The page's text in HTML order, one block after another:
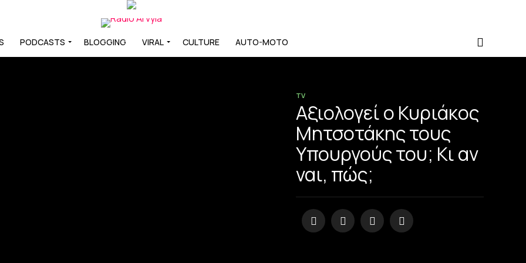
PODCASTS BLOGGING VIRAL CULTURE AUTO-MOTO
TV
Αξιολογεί ο Κυριάκος
Μητσοτάκης τους
Υπουργούς του; Κι αν
ναι, πώς;